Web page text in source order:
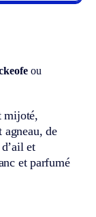
ou
mijoté,
de
et
et parfumé